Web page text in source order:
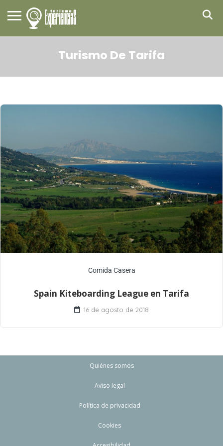
Turismo De Tarifa
Comida Casera
Spain Kiteboarding League en Tarifa
16 de agosto de 2018
Quiénes somos
Aviso legal
Política de privacidad
Cookies